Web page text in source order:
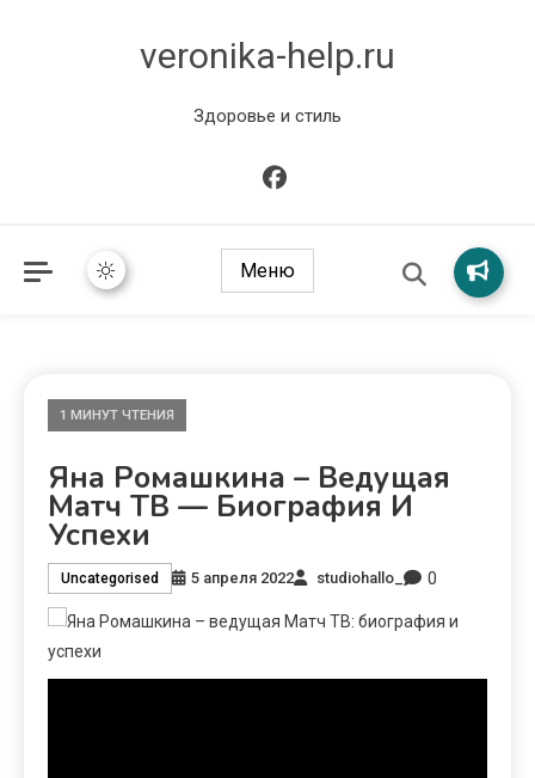
veronika-help.ru
Здоровье и стиль
Меню
1 МИНУТ ЧТЕНИЯ
Яна Ромашкина – Ведущая
Матч ТВ — Биография И
Успехи
Uncategorised 5 апреля 2022 studiohallo_ 0